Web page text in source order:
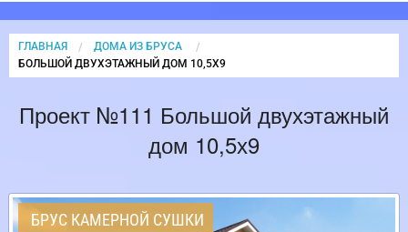
ГЛАВНАЯ
ДОМА ИЗ БРУСА
CURRENT:
БОЛЬШОЙ ДВУХЭТАЖНЫЙ ДОМ 10,5Х9
Проект №111 Большой двухэтажный
дом 10,5х9
БРУС КАМЕРНОЙ СУШКИ